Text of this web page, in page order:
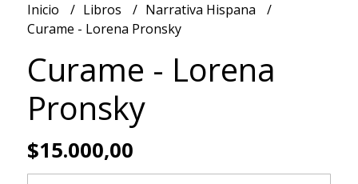
Inicio Libros
Narrativa Hispana
Curame - Lorena Pronsky
Curame - Lorena
Pronsky
$15.000,00